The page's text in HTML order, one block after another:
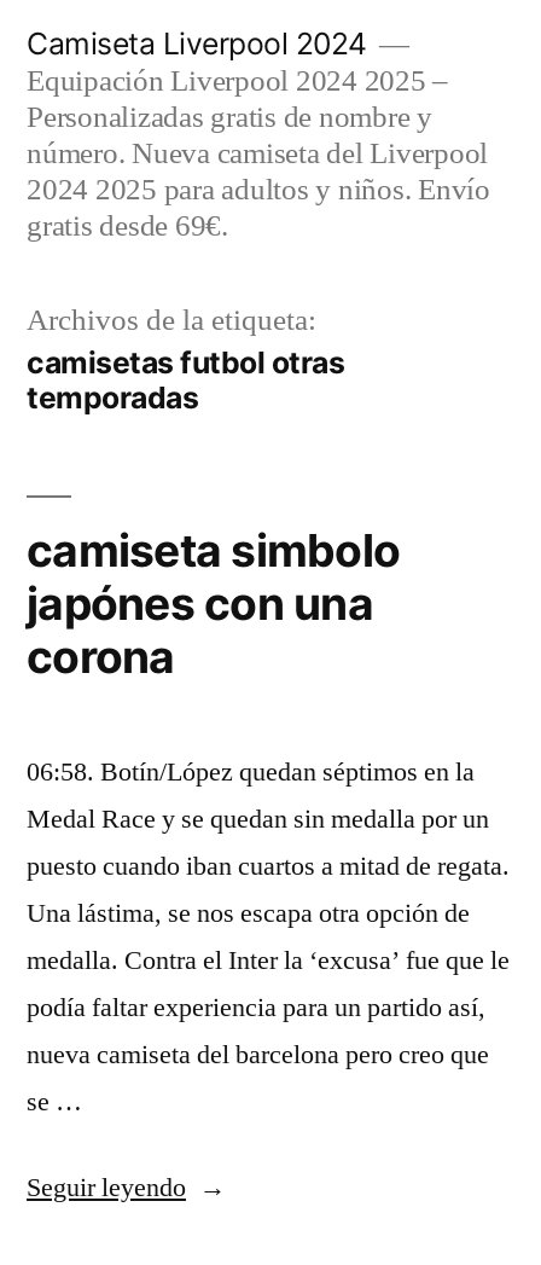
contenido
Camiseta Liverpool 2024
Equipación Liverpool 2024 2025 –
Personalizadas gratis de nombre y
número. Nueva camiseta del Liverpool
2024 2025 para adultos y niños. Envío
gratis desde 69€.
Archivos de la etiqueta:
camisetas futbol otras
temporadas
camiseta simbolo
japónes con una
corona
06:58. Botín/López quedan séptimos en la
Medal Race y se quedan sin medalla por un
puesto cuando iban cuartos a mitad de regata.
Una lástima, se nos escapa otra opción de
medalla. Contra el Inter la ‘excusa’ fue que le
podía faltar experiencia para un partido así,
nueva camiseta del barcelona pero creo que
se …
Seguir leyendo«camiseta